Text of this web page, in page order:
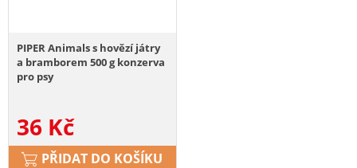
PIPER Animals s hovězí játry
a bramborem 500 g konzerva
pro psy
36 Kč
PŘIDAT DO KOŠÍKU